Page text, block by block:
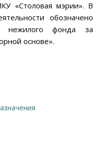
«Столовая мэрии». В
обозначено
нежилого фонда за
основе».